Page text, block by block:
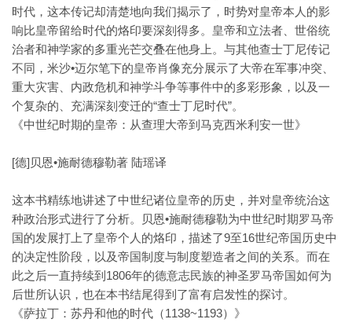
时代，这本传记却清楚地向我们揭示了，时势对皇帝本人的影
响比皇帝留给时代的烙印要深刻得多。皇帝和立法者、世俗统
治者和神学家的多重光芒交叠在他身上。与其他查士丁尼传记
不同，米沙•迈尔笔下的皇帝肖像充分展示了大帝在军事冲突、
重大灾害、内政危机和神学斗争等事件中的多彩形象，以及一
个复杂的、充满深刻变迁的“查士丁尼时代”。
《中世纪时期的皇帝：从查理大帝到马克西米利安一世》
[德]贝恩•施耐德穆勒著 陆瑶译
这本书精练地讲述了中世纪诸位皇帝的历史，并对皇帝统治这
种政治形式进行了分析。贝恩•施耐德穆勒为中世纪时期罗马帝
国的发展打上了皇帝个人的烙印，描述了9至16世纪帝国历史中
的决定性阶段，以及帝国制度与制度塑造者之间的关系。而在
此之后一直持续到1806年的德意志民族的神圣罗马帝国如何为
后世所认识，也在本书结尾得到了富有启发性的探讨。
《萨拉丁：苏丹和他的时代（1138~1193）》